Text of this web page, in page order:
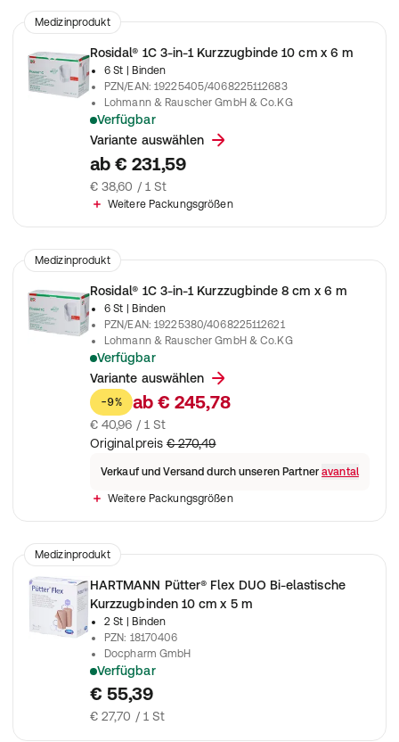
Medizinprodukt
Rosidal® 1C 3-in-1 Kurzzugbinde 10 cm x 6 m
6 St
| Binden
PZN/EAN:19225405/4068225112683
Lohmann & Rauscher GmbH & Co.KG
Verfügbar
3 in 1 Kurzzugbinde mit Hautkontakt-, Polster- und
Variante auswählen
ab € 231,59
€ 38,60 / 1 St
Weitere Packungsgrößen
Medizinprodukt
Rosidal® 1C 3-in-1 Kurzzugbinde 8 cm x 6 m
6 St
| Binden
PZN/EAN:19225380/4068225112621
Lohmann & Rauscher GmbH & Co.KG
Verfügbar
3 in 1 Kurzzugbinde mit Hautkontakt-, Polster- und
Variante auswählen
-9% ab € 245,78
€ 40,96 / 1 St
Originalpreis € 270,49
Verkauf und Versand durch unseren Partner avantal
Weitere Packungsgrößen
Medizinprodukt
HARTMANN Pütter® Flex DUO Bi-elastische
Kurzzugbinden 10 cm x 5 m
2 St
| Binden
PZN: 18170406
Docpharm GmbH
Verfügbar
Die besonders dünne, bi-elastische Kurzzugbinde für sehr
€ 55,39
€ 27,70 / 1 St